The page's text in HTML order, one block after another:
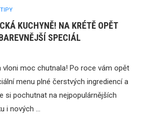
TIPY
KUCHYNĚ! NA KRÉTĚ OPĚT
SPECIÁL
vloni moc chutnala! Po roce vám opět
menu plné čerstvých ingrediencí a
si pochutnat na nejpopulárnějších
i nových …